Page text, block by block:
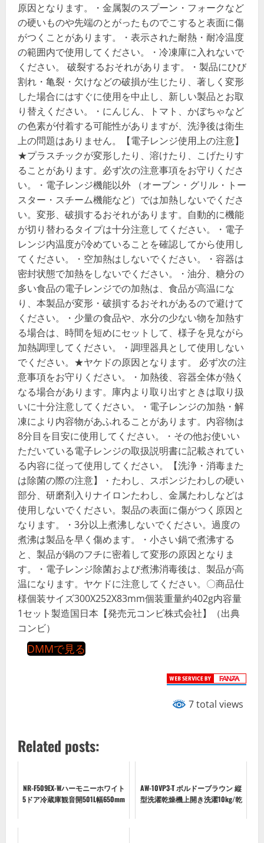
原因となります。・金属製のスプーン・フォークなど
の硬いものや先端のとがったものでこすると表面に傷
がつくことがあります。・表示された耐熱・耐冷温度
の範囲内で使用してください。・冷凍庫に入れないで
ください。 破裂するおそれがあります。・製品にひび
割れ・亀裂・欠けなどの破損が生じたり、著しく変形
した場合にはすぐに使用を中止し、新しい製品とお取
り替えください。・にんじん、トマト、かぼちゃなど
の色素が付着する可能性がありますが、洗浄後は衛生
上の問題はありません。【電子レンジ使用上の注意】
★プラスチックが変形したり、溶けたり、こげたりす
ることがあります。必ず次の注意事項をお守りくださ
い。・電子レンジ機能以外 （オーブン・グリル・トー
スター・スチーム機能など）では加熱しないでくださ
い。変形、破損するおそれがあります。自動的に機能
が切り替わるタイプは十分注意してください。・電子
レンジ内温度が冷めていることを確認してから使用し
てください。・空加熱はしないでください。・容器は
密封状態で加熱をしないでください。・油分、糖分の
多い食品の電子レンジでの加熱は、食品が高温にな
り、本製品が変形・破損するおそれがあるので避けて
ください。・少量の食品や、水分の少ない物を加熱す
る場合は、時間を短めにセットして、様子を見ながら
加熱調理してください。・調理器具として使用しない
でください。★ヤケドの原因となります。 必ず次の注
意事項をお守りください。・加熱後、容器全体が熱く
なる場合があります。庫内より取り出すときは取り扱
いに十分注意してください。・電子レンジの加熱・解
凍により内容物があふれることがあります。内容物は
8分目を目安に使用してください。・その他お使いい
ただいている電子レンジの取扱説明書に記載されてい
る内容に従って使用してください。【洗浄・消毒また
は除菌の際の注意】・たわし、スポンジたわしの硬い
部分、研磨剤入りナイロンたわし、金属たわしなどは
使用しないでください。製品の表面に傷がつく原因と
なります。・3分以上煮沸しないでください。過度の
煮沸は製品を早く傷めます。・小さい鍋で煮沸する
と、製品が鍋のフチに密着して変形の原因となりま
す。・電子レンジ除菌および煮沸消毒後は、製品が高
温になります。ヤケドに注意してください。〇商品仕
様個装サイズ300X252X83mm個装重量約402g内容量
1セット製造国日本【発売元コンビ株式会社】（出典
コンビ）
DMMで見る
7 total views
Related posts:
NR-F509EX-Wハーモニーホワイト
5ドア冷蔵庫観音開501L幅650mm
AW-10VP3-T ボルドーブラウン 縦
型洗濯乾燥機上開き洗濯10kg/乾